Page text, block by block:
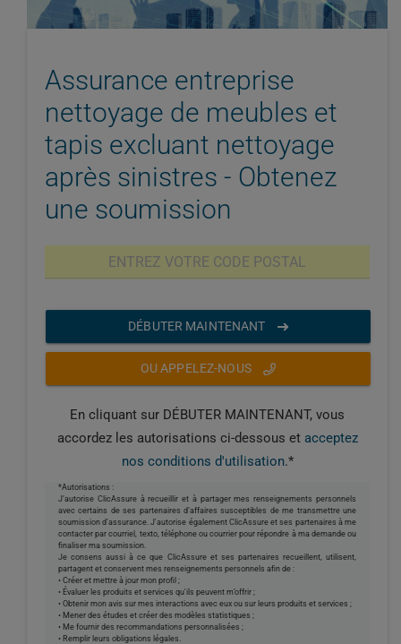
Assurance entreprise
nettoyage de meubles et
tapis excluant nettoyage
après sinistres - Obtenez
une soumission
DÉBUTER MAINTENANT
OU APPELEZ-NOUS
En cliquant sur DÉBUTER MAINTENANT, vous
accordez les autorisations ci-dessous et acceptez
nos conditions d'utilisation.*
*Autorisations :
J’autorise ClicAssure à recueillir et à partager mes renseignements personnels
avec certains de ses partenaires d’affaires susceptibles de me transmettre une
soumission d’assurance. J'autorise également ClicAssure et ses partenaires à me
contacter par courriel, texto, téléphone ou courrier pour répondre à ma demande ou
finaliser ma soumission.
Je consens aussi à ce que ClicAssure et ses partenaires recueillent, utilisent,
partagent et conservent mes renseignements personnels afin de :
• Créer et mettre à jour mon profil ;
• Évaluer les produits et services qu'ils peuvent m’offrir ;
• Obtenir mon avis sur mes interactions avec eux ou sur leurs produits et services ;
• Mener des études et créer des modèles statistiques ;
• Me fournir des recommandations personnalisées ;
• Remplir leurs obligations légales.